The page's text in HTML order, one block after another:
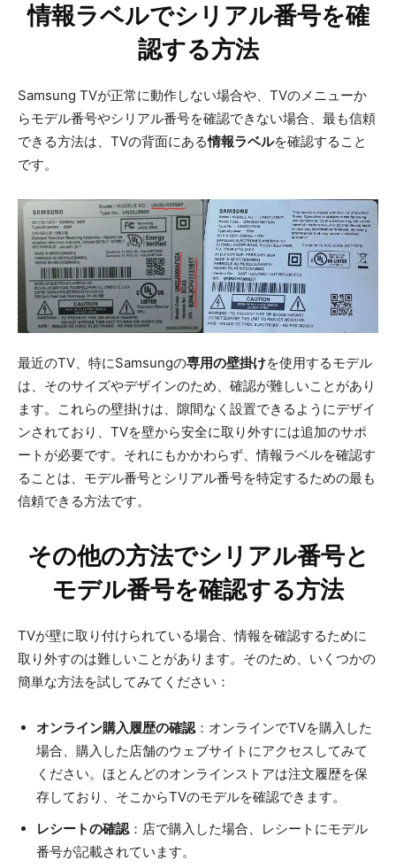
情報ラベルでシリアル番号を確
認する方法
Samsung TVが正常に動作しない場合や、TVのメニューか
らモデル番号やシリアル番号を確認できない場合、最も信頼
できる方法は、TVの背面にある情報ラベルを確認すること
です。
最近のTV、特にSamsungの専用の壁掛けを使用するモデル
は、そのサイズやデザインのため、確認が難しいことがあり
ます。これらの壁掛けは、隙間なく設置できるようにデザイ
ンされており、TVを壁から安全に取り外すには追加のサポ
ートが必要です。それにもかかわらず、情報ラベルを確認す
ることは、モデル番号とシリアル番号を特定するための最も
信頼できる方法です。
その他の方法でシリアル番号と
モデル番号を確認する方法
TVが壁に取り付けられている場合、情報を確認するために
取り外すのは難しいことがあります。そのため、いくつかの
簡単な方法を試してみてください：
オンライン購入履歴の確認：オンラインでTVを購入した
場合、購入した店舗のウェブサイトにアクセスしてみて
ください。ほとんどのオンラインストアは注文履歴を保
存しており、そこからTVのモデルを確認できます。
レシートの確認：店で購入した場合、レシートにモデル
番号が記載されています。